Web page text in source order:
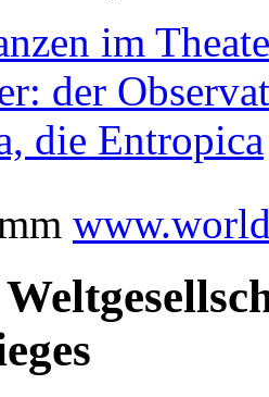
im
der
die Entropica